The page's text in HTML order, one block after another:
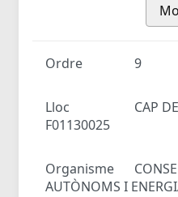
Ordre 9
Lloc
CAP
F01130025
Organisme
AUTÒNOMS I